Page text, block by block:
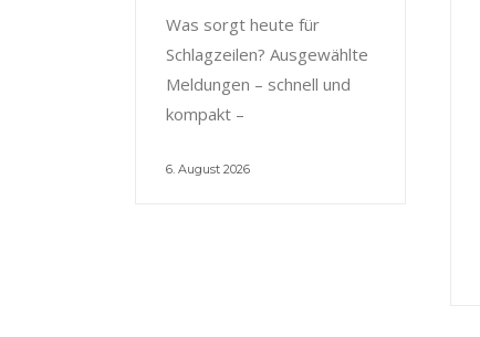
Was sorgt heute für
Schlagzeilen? Ausgewählte
Meldungen – schnell und
kompakt –
6. August 2026